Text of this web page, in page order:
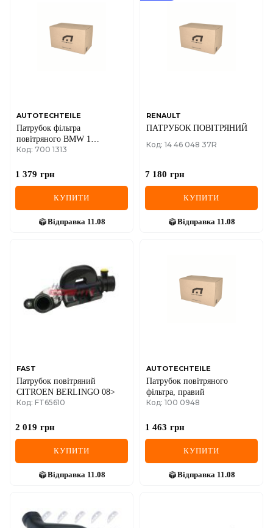
GMC
GREAT WALL
HAVAL
JAGUAR
LANCIA
LEXUS
LINCOLN
MERCEDES-BENZ
AUTOTECHTEILE
Патрубок фільтра
повітряного BMW 1
(F20/F21) 11- N13
Код: 700 1313
1 379 грн
КУПИТИ
Відправка 11.08
RENAULT
ПАТРУБОК ПОВІТРЯНИЙ
Код: 14 46 048 37R
7 180 грн
КУПИТИ
Відправка 11.08
FAST
Патрубок повітряний
CITROEN BERLINGO 08>
Код: FT65610
2 019 грн
КУПИТИ
Відправка 11.08
AUTOTECHTEILE
Патрубок повітряного
фільтра, правий
Код: 100 0948
1 463 грн
КУПИТИ
Відправка 11.08